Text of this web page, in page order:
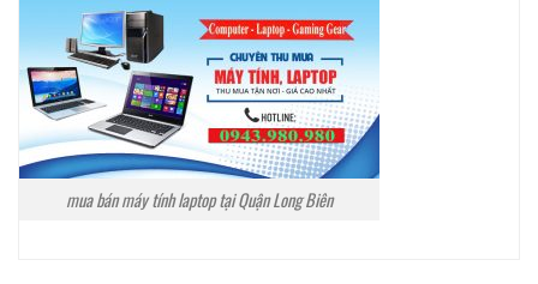
mua bán máy tính laptop tại Quận Long Biên